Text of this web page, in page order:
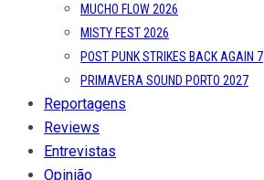
MUCHO FLOW 2026
MISTY FEST 2026
POST PUNK STRIKES BACK AGAIN 7
PRIMAVERA SOUND PORTO 2027
Reportagens
Reviews
Entrevistas
Opinião